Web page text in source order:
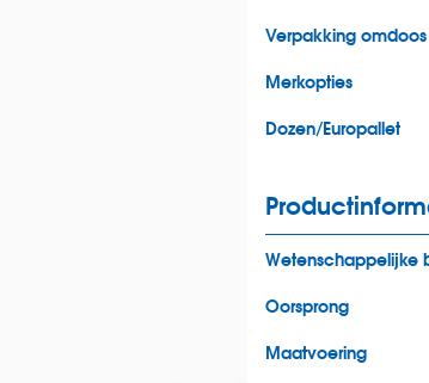
Verpakking omdoos
Merkopties
Dozen/Europallet
Wetenschappelijke
Oorsprong
Maatvoering